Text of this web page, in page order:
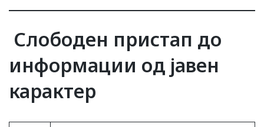
Слободен пристап до
информации од јавен
карактер